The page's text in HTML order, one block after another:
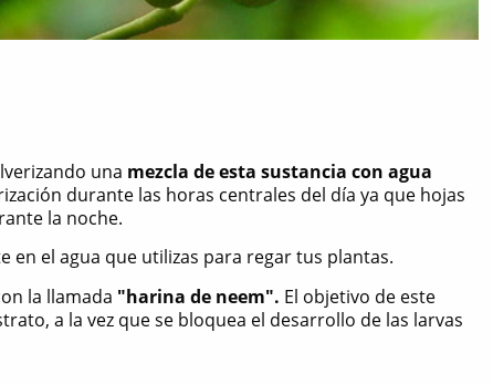
una mezcla de esta sustancia con agua
durante las horas centrales del día ya que hojas
la noche.
en el agua que utilizas para regar tus plantas.
la llamada "harina de neem". El objetivo de este
a la vez que se bloquea el desarrollo de las larvas